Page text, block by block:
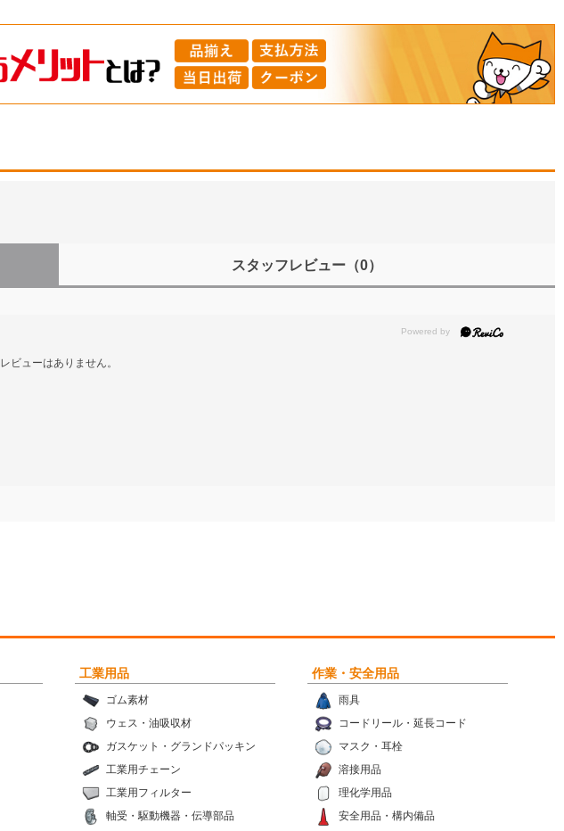
スタッフレビュー （0）
レビューはありません。
工業用品
ゴム素材
ウェス・油吸収材
ガスケット・グランドパッキン
工業用チェーン
工業用フィルター
軸受・駆動機器・伝導部品
作業・安全用品
雨具
コードリール・延長コード
マスク・耳栓
溶接用品
理化学用品
安全用品・構内備品